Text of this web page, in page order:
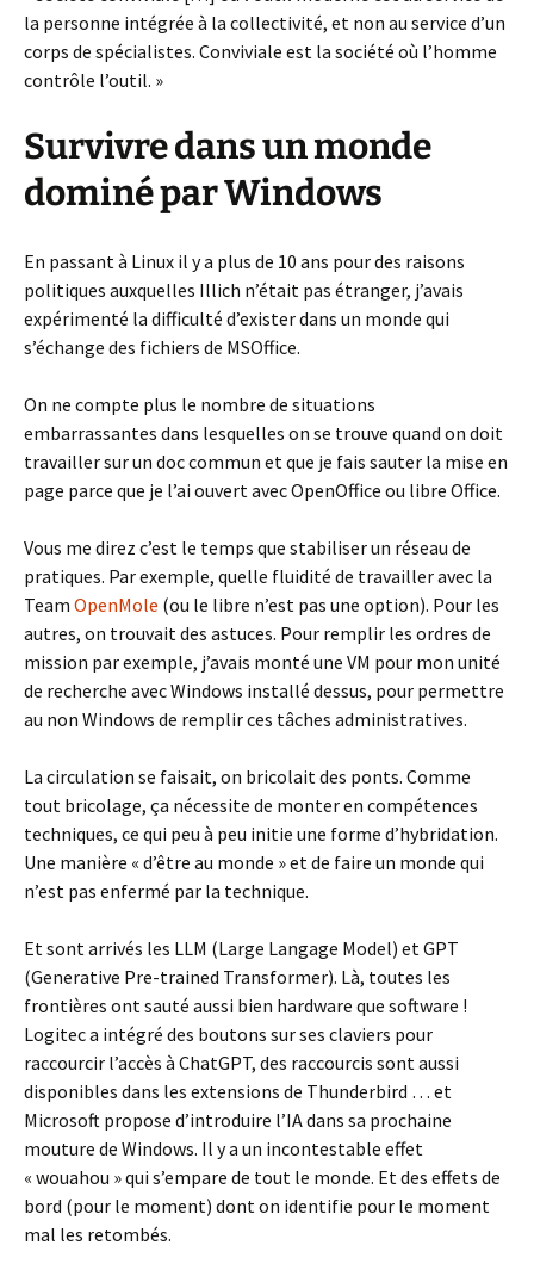
la personne intégrée à la collectivité, et non au service d’un
corps de spécialistes. Conviviale est la société où l’homme
contrôle l’outil. »
Survivre dans un monde
dominé par Windows
En passant à Linux il y a plus de 10 ans pour des raisons
politiques auxquelles Illich n’était pas étranger, j’avais
expérimenté la difficulté d’exister dans un monde qui
s’échange des fichiers de MSOffice.
On ne compte plus le nombre de situations
embarrassantes dans lesquelles on se trouve quand on doit
travailler sur un doc commun et que je fais sauter la mise en
page parce que je l’ai ouvert avec OpenOffice ou libre Office.
Vous me direz c’est le temps que stabiliser un réseau de
pratiques. Par exemple, quelle fluidité de travailler avec la
Team OpenMole (ou le libre n’est pas une option). Pour les
autres, on trouvait des astuces. Pour remplir les ordres de
mission par exemple, j’avais monté une VM pour mon unité
de recherche avec Windows installé dessus, pour permettre
au non Windows de remplir ces tâches administratives.
La circulation se faisait, on bricolait des ponts. Comme
tout bricolage, ça nécessite de monter en compétences
techniques, ce qui peu à peu initie une forme d’hybridation.
Une manière « d’être au monde » et de faire un monde qui
n’est pas enfermé par la technique.
Et sont arrivés les LLM (Large Langage Model) et GPT
(Generative Pre-trained Transformer). Là, toutes les
frontières ont sauté aussi bien hardware que software !
Logitec a intégré des boutons sur ses claviers pour
raccourcir l’accès à ChatGPT, des raccourcis sont aussi
disponibles dans les extensions de Thunderbird … et
Microsoft propose d’introduire l’IA dans sa prochaine
mouture de Windows. Il y a un incontestable effet
« wouahou » qui s’empare de tout le monde. Et des effets de
bord (pour le moment) dont on identifie pour le moment
mal les retombés.